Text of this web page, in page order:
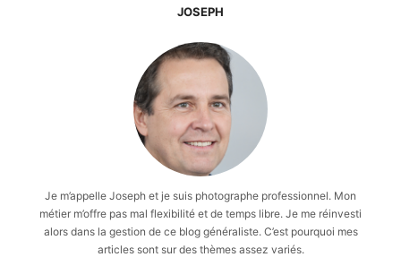
JOSEPH
Je m’appelle Joseph et je suis photographe professionnel. Mon
métier m’offre pas mal flexibilité et de temps libre. Je me réinvesti
alors dans la gestion de ce blog généraliste. C’est pourquoi mes
articles sont sur des thèmes assez variés.